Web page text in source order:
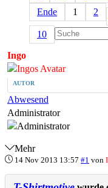
Ende
1 2
10
Ingo
AUTOR
Abwesend
Administrator
Mehr
14 Nov 2013 13:57 #1 von